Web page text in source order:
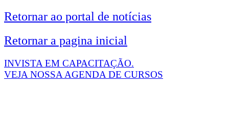
Retornar ao portal de notícias
Retornar a pagina inicial
INVISTA EM CAPACITAÇÃO.
VEJA NOSSA AGENDA DE CURSOS